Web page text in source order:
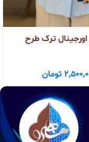
ترک طرح
تومان